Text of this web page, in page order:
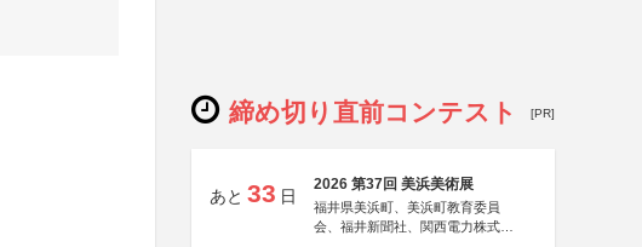
締め切り直前コンテスト [PR]
あと 33 日
2026 第37回 美浜美術展
福井県美浜町、美浜町教育委員
会、福井新聞社、関西電力株式会